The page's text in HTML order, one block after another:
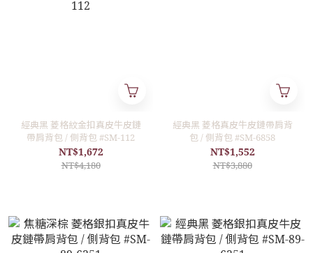
經典黑 菱格紋金扣真皮牛皮鏈
帶肩背包 / 側背包 #SM-112
NT$1,672
NT$4,180
經典黑 菱格真皮牛皮鏈帶肩背
包 / 側背包 #SM-6858
NT$1,552
NT$3,880